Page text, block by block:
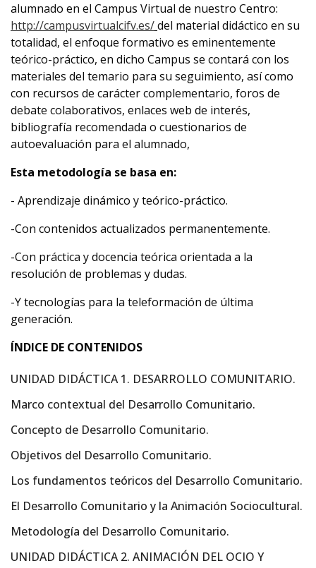
alumnado en el Campus Virtual de nuestro Centro:
http://campusvirtualcifv.es/del material didáctico en su
totalidad, el enfoque formativo es eminentemente
teórico-práctico, en dicho Campus se contará con los
materiales del temario para su seguimiento, así como
con recursos de carácter complementario, foros de
debate colaborativos, enlaces web de interés,
bibliografía recomendada o cuestionarios de
autoevaluación para el alumnado,
Esta metodología se basa en:
- Aprendizaje dinámico y teórico-práctico.
-Con contenidos actualizados permanentemente.
-Con práctica y docencia teórica orientada a la
resolución de problemas y dudas.
-Y tecnologías para la teleformación de última
generación.
ÍNDICE DE CONTENIDOS
UNIDAD DIDÁCTICA 1. DESARROLLO COMUNITARIO.
Marco contextual del Desarrollo Comunitario.
Concepto de Desarrollo Comunitario.
Objetivos del Desarrollo Comunitario.
Los fundamentos teóricos del Desarrollo Comunitario.
El Desarrollo Comunitario y la Animación Sociocultural.
Metodología del Desarrollo Comunitario.
UNIDAD DIDÁCTICA 2. ANIMACIÓN DEL OCIO Y